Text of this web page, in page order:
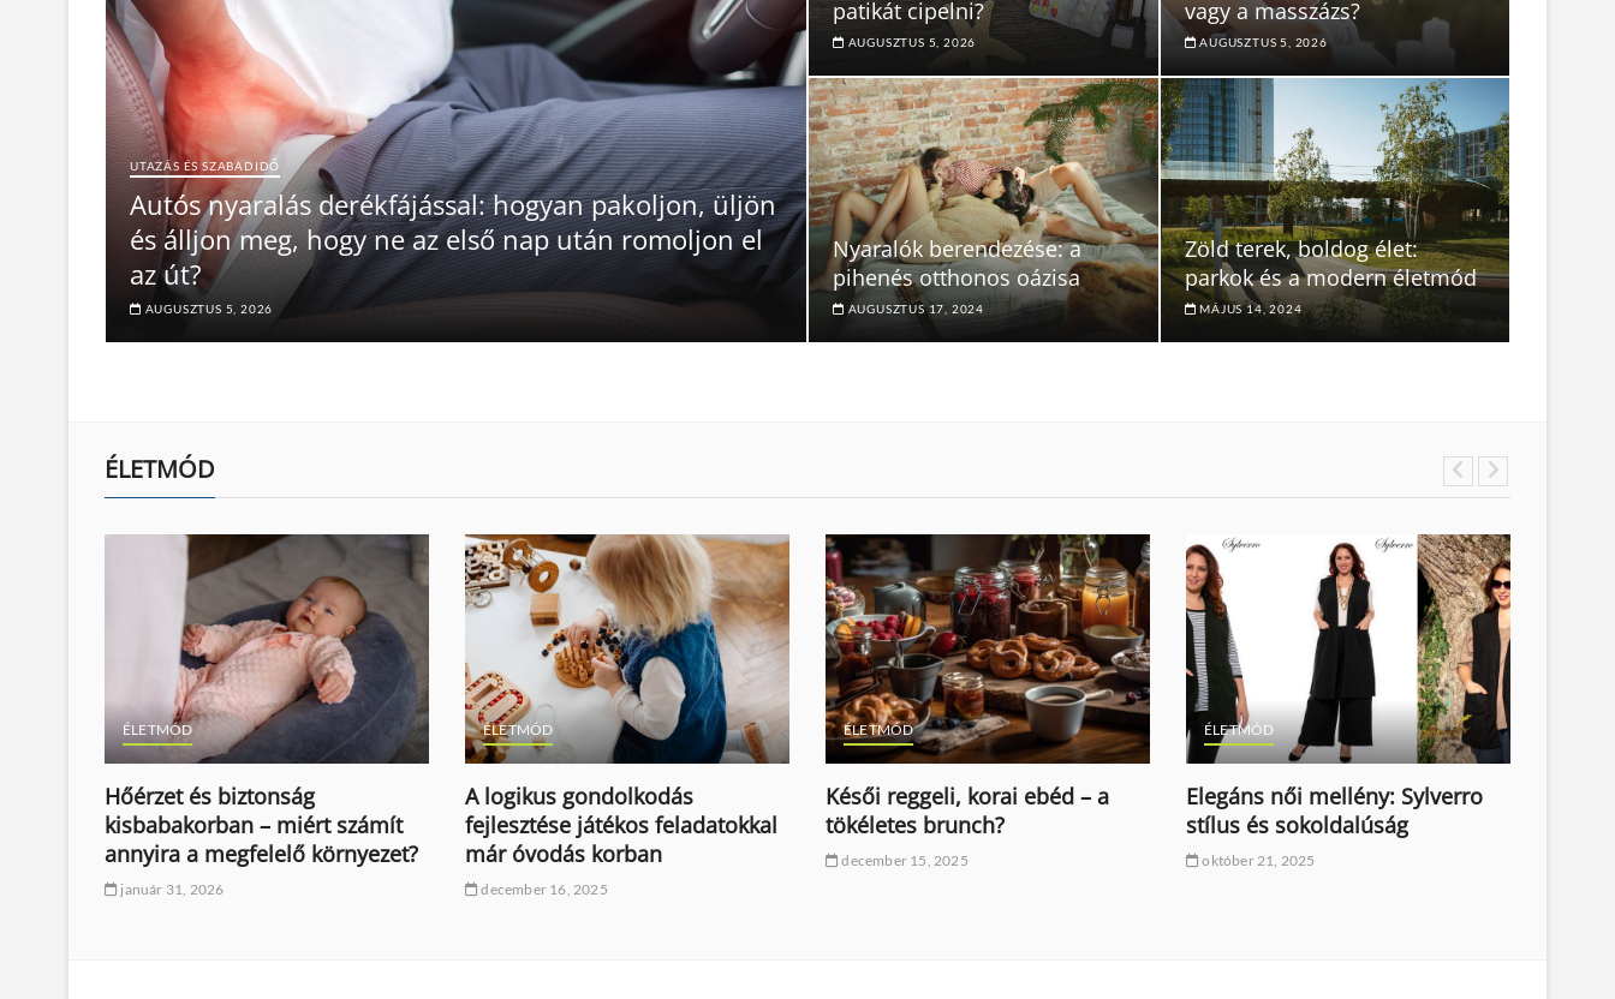
UTAZÁS ÉS SZABADIDŐ
Autós nyaralás derékfájással: hogyan pakoljon, üljön
és álljon meg, hogy ne az első nap után romoljon el
az út?
AUGUSZTUS 5, 2026
patikát cipelni?
AUGUSZTUS 5, 2026
vagy a masszázs?
AUGUSZTUS 5, 2026
Nyaralók berendezése: a
pihenés otthonos oázisa
AUGUSZTUS 17, 2024
Zöld terek, boldog élet:
parkok és a modern életmód
MÁJUS 14, 2024
ÉLETMÓD
ÉLETMÓD
Hőérzet és biztonság
kisbabakorban – miért számít
annyira a megfelelő környezet?
január 31, 2026
ÉLETMÓD
A logikus gondolkodás
fejlesztése játékos feladatokkal
már óvodás korban
december 16, 2025
ÉLETMÓD
Késői reggeli, korai ebéd – a
tökéletes brunch?
december 15, 2025
ÉLETMÓD
Elegáns női mellény: Sylverro
stílus és sokoldalúság
október 21, 2025